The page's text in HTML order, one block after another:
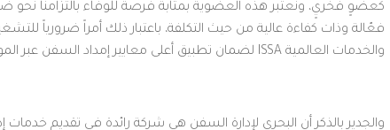
كعضوٍ فخريٍ، ونعتبر هذه العضوية بمثابة فرصة للوفاء بالتزامنا
فعّالة وذات كفاءة عالية من حيث التكلفة، باعتبار ذلك أمراً
والخدمات العالمية ISSA لضمان تطبيق أعلى معايير إمداد السفن عبر الموانئ الرئيسية في جميع أنحاء العالم".
والجدير بالذكر أن البحري لإدارة السفن هي شركة رائدة في تقديم